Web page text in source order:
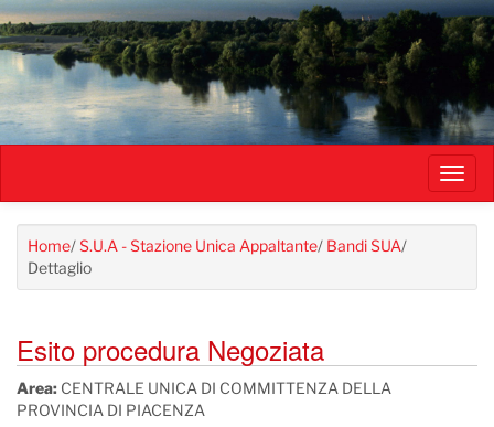
Salta
al
contenuto
principale
Home/S.U.A - Stazione Unica Appaltante/ Bandi SUA/
Dettaglio
Esito procedura Negoziata
Area: CENTRALE UNICA DI COMMITTENZA DELLA
PROVINCIA DI PIACENZA